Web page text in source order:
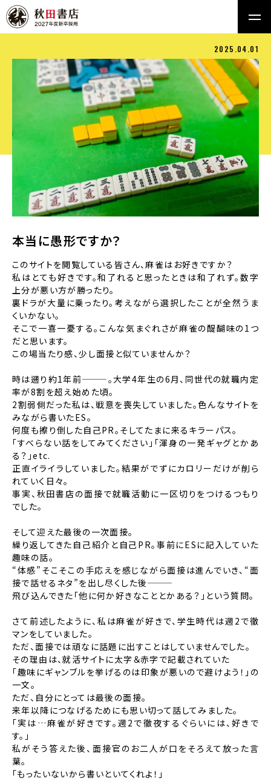
2025.04.01
本当に愚形ですか？
このサイトを閲覧している皆さん、麻雀はお好きですか？
私はとても好きです。和了れると思ったときは和了れず。数字
上分が悪い方が勝ったり。
裏ドラが大量に乗ったり。考えながら選択したことが全然うま
くいかない。
そこで一喜一憂する。こんな気まぐれさが麻雀の醍醐味の1つ
だと思います。
この場当たり感、少し面接と似ていませんか？
時は遡り約1年前———。大学4年生の6月、同世代の就職内定
率が8割を超え始めた頃。
2割弱側だった私は、戦意を喪失していました。色んなサイトを
みながら書いたES。
何度も擦り倒した自己PR。そしてたまに来るキラーパス。
「すべらない話をしてみてください」「渾身の一発ギャグとかあ
る？」etc.
正直イライラしていました。結果がでずにカロリーだけが削ら
れていく日々。
事実、秋田書店の面接で就職活動に一区切りをつけるつもり
でした。
そして迎えた最後の一次面接。
繰り返してきた自己紹介と自己PR。事前にESに記入していた
趣味の話。
“体感”そこそこの手応えを感じながら面接は進んでいき、“面
接で話せるネタ”を出し尽くした後———
飛び込んできた「他に何か好きなこととかある？」という質問。
さて前述したように、私は麻雀が好きで、学生時代は週2で徹
マンをしていました。
ただ、面接では頑なに話題に出すことはしていませんでした。
その理由は、就活サイトに太字＆赤字で記載されていた
「趣味にギャンブルを挙げるのは印象が悪いので避けよう！」の
一文。
ただ、自分にとっては最後の面接。
来年以降につなげるためにも思い切って話してみました。
「実は…麻雀が好きです。週2で徹夜するぐらいには、好きで
す。」
私がそう答えた後、面接官のお二人が口をそろえて放った言
葉。
「もったいないから書いといてくれよ！」